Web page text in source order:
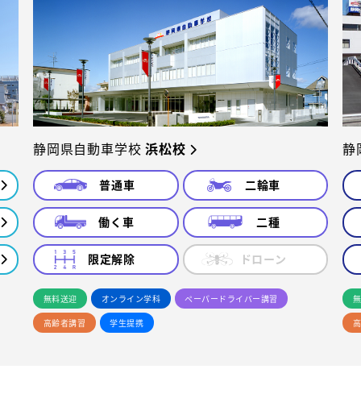
静岡県自動車学校浜松校
普通車 二輪車
働く車 二種
限定解除 ドローン
無料送迎 オンライン学科
ペーパードライバー講習
高齢者講習
学生提携
静